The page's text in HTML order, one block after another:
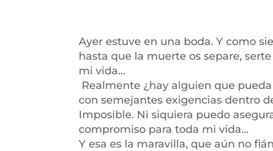
Ayer estuve en una boda. Y como
hasta que la muerte os separe,
mi vida…
Realmente ¿hay alguien que
con semejantes exigencias dentro
Imposible. Ni siquiera puedo
compromiso para toda mi vida…
Y esa es la maravilla, que aún no